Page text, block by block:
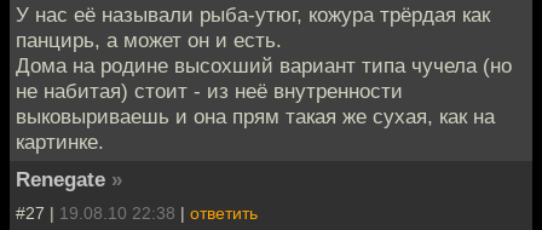
У нас её называли рыба-утюг, кожура трёрдая как
панцирь, а может он и есть.
Дома на родине высохший вариант типа чучела (но
не набитая) стоит - из неё внутренности
выковыриваешь и она прям такая же сухая, как на
картинке.
Renegate »
#27 | 19.08.10 22:38 | ответить